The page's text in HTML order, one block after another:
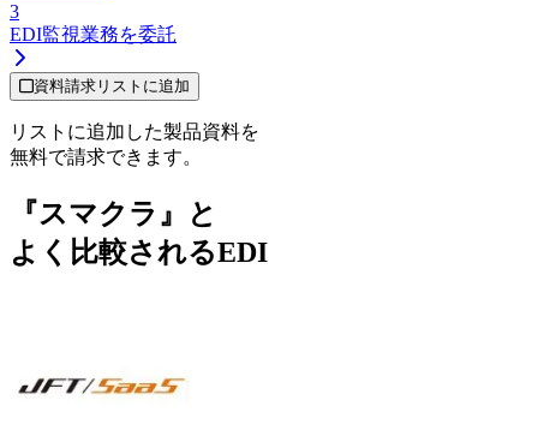
3
EDI監視業務を委託
資料請求リストに追加
リストに追加した製品資料を
無料で請求できます。
『スマクラ』と
よく比較されるEDI